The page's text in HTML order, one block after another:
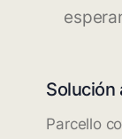
Solución
Parcello